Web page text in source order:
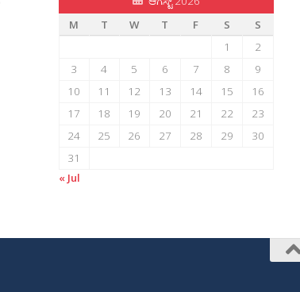
M
T W T F S
S
1
2
3
4 5 6 7 8
9
10
11 12 13 14 15
16
17
18 19 20 21 22
23
24
25 26 27 28 29
30
31
« Jul